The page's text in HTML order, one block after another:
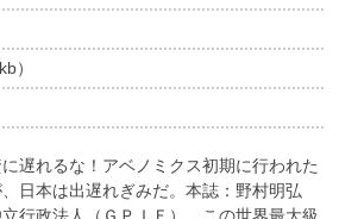
）
遅れるな！アベノミクス初期に行われた
日本は出遅れぎみだ。本誌：野村明弘